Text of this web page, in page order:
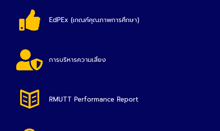
EdPEx (เกณฑ์คุณภาพการศึกษา)
การบริหารความเสี่ยง
RMUTT Performance Report